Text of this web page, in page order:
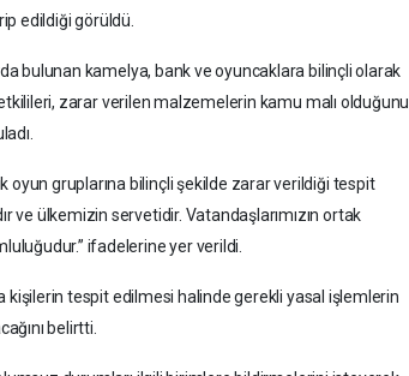
edildiği görüldü.
bulunan kamelya, bank ve oyuncaklara bilinçli olarak
zarar verilen malzemelerin kamu malı olduğunu
oyun gruplarına bilinçli şekilde zarar verildiği tespit
ve ülkemizin servetidir. Vatandaşlarımızın ortak
ifadelerine yer verildi.
kişilerin tespit edilmesi halinde gerekli yasal işlemlerin
belirtti.